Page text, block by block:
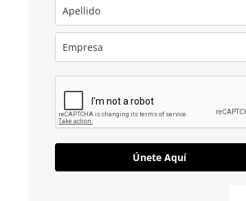
Únete Aquí